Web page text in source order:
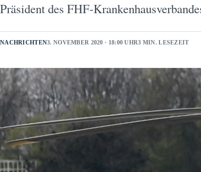
Präsident des FHF-
NACHRICHTEN3. NOVEMBER 2020 · 18:00 UHR3 MIN. LESEZEIT